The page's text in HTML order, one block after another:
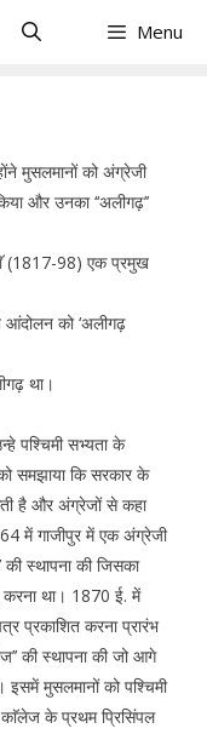
Menu
मुसलमानों को अंग्रेजी
और उनका ‘‘अलीगढ़’’
(1817-98) एक प्रमुख
आंदोलन को ‘अलीगढ़
था।
पश्चिमी सभ्यता के
समझाया कि सरकार के
है और अंग्रेजों से कहा
में गाजीपुर में एक अंग्रेजी
की स्थापना की जिसका
करना था। 1870 ई. में
प्रकाशित करना प्रारंभ
की स्थापना की जो आगे
मुसलमानों को पश्चिमी
काॅलेज के प्रथम प्रिसिंपल